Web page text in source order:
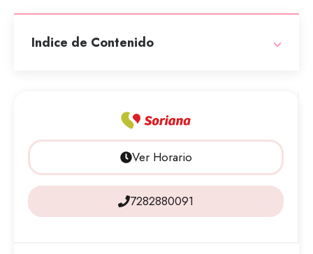
Indice de Contenido
Ver Horario
7282880091